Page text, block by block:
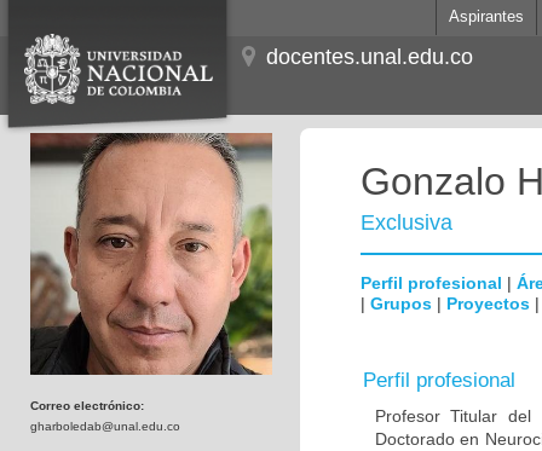
Aspirantes
docentes.unal.edu.co
Correo electrónico:
gharboledab@unal.edu.co
Gonzalo
Exclusiva
Perfil profesional |
| Grupos | Proyectos
Perfil profesional
Profesor Titular
Doctorado en